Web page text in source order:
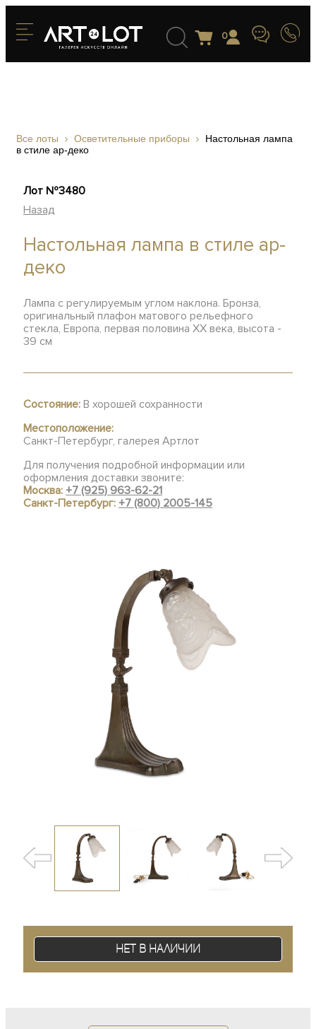
0
Все лоты Осветительные приборы
Настольная лампа
в стиле ар-деко
Лот №3480
Назад
Настольная лампа в стиле ар-
деко
Лампа с регулируемым углом наклона. Бронза,
оригинальный плафон матового рельефного
стекла, Европа, первая половина ХХ века, высота -
39 см
Состояние: В хорошей сохранности
Местоположение:
Санкт-Петербург, галерея Артлот
Для получения подробной информации или
оформления доставки звоните:
Москва:+7 (925) 963-62-21
Санкт-Петербург:+7 (800) 2005-145
Нет в наличии